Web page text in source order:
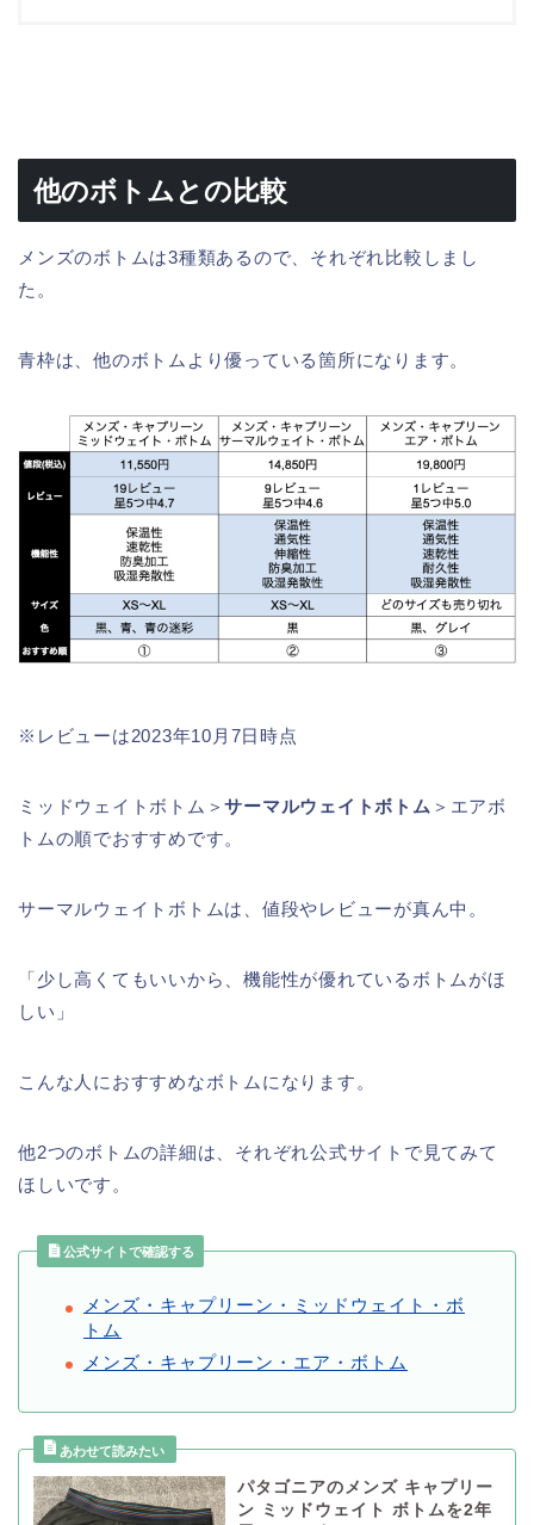
他のボトムとの比較
メンズのボトムは3種類あるので、それぞれ比較しまし
た。
青枠は、他のボトムより優っている箇所になります。
※レビューは2023年10月7日時点
ミッドウェイトボトム＞サーマルウェイトボトム ＞エアボ
トムの順でおすすめです。
サーマルウェイトボトムは、値段やレビューが真ん中。
「少し高くてもいいから、機能性が優れているボトムがほ
しい」
こんな人におすすめなボトムになります。
他2つのボトムの詳細は、それぞれ公式サイトで見てみて
ほしいです。
公式サイトで確認する
メンズ・キャプリーン・ミッドウェイト・ボ
トム
メンズ・キャプリーン・エア・ボトム
パタゴニアのメンズ キャプリー
ン ミッドウェイト ボトムを2年